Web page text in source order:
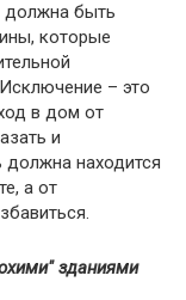
должна быть
которые
– это
в дом от
и
должна находится
а от
зданиями